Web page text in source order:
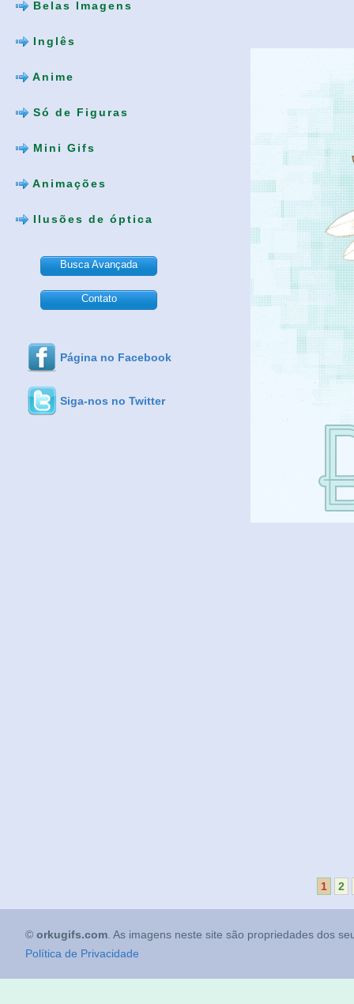
Belas Imagens
Inglês
Anime
Só de Figuras
Mini Gifs
Animações
Ilusões de óptica
Busca Avançada
Contato
Página no Facebook
Siga-nos no Twitter
1 2
© orkugifs.com . As imagens neste site são propriedades dos
Política de Privacidade